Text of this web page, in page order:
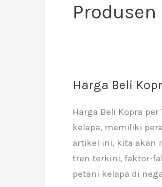
Harga Beli
Harga Beli Kopra
kelapa, memiliki
artikel ini, kita akan
tren terkini, faktor-
petani kelapa di
Harga
Kopra
per
Ton
di
Indonesia